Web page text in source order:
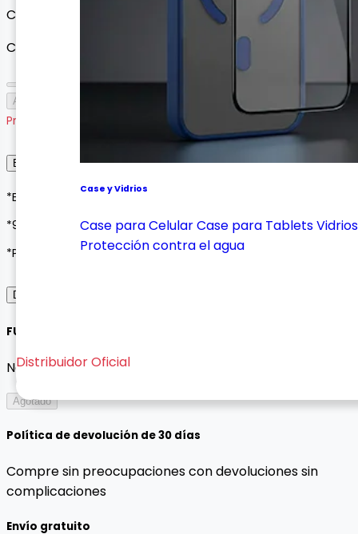
Case y Vidrios
Case para CelularCase para TabletsVidrios
Protección contra el agua
Distribuidor Oficial
Cargando variantes disponibles...
Cantidad
Agotado
Producto agotado
Envío, Entrega y Garantía
*Envíos a todo Colombia*
*90 días de garantía*
*Pagos seguros con Wompi o contraentrega*
Descripción del Producto
FUNDA MOSHINO AIRPODS 1/2
No hay descripción disponible para este producto.
Agotado
Política de devolución de 30 días
Compre sin preocupaciones con devoluciones sin
complicaciones
Envío gratuito